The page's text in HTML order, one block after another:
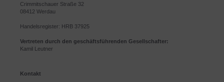
Crimmitschauer Straße 32
08412 Werdau
Handelsregister: HRB 37925
Vertreten durch den geschäftsführenden Gesellschafter:
Kamil Leutner
Kontakt